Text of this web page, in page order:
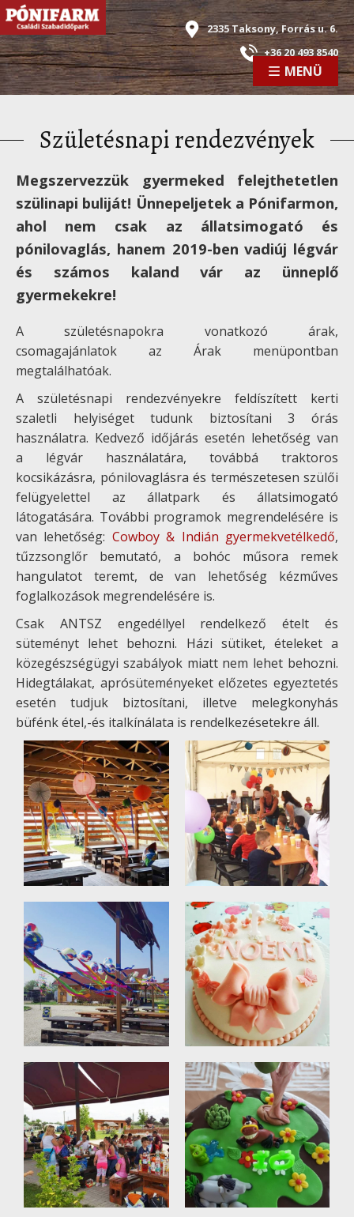
Ugrás
a
tartalomra
2335 Taksony, Forrás u. 6.
+36 20 493 8540
MENÜ
Születésnapi rendezvények
Megszervezzük gyermeked felejthetetlen
szülinapi buliját! Ünnepeljetek a Pónifarmon,
ahol nem csak az állatsimogató és
pónilovaglás, hanem 2019-ben vadiúj légvár
és számos kaland vár az ünneplő
gyermekekre!
A születésnapokra vonatkozó árak,
csomagajánlatok az Árak menüpontban
megtalálhatóak.
A születésnapi rendezvényekre feldíszített kerti
szaletli helyiséget tudunk biztosítani 3 órás
használatra. Kedvező időjárás esetén lehetőség van
a légvár használatára, továbbá traktoros
kocsikázásra, pónilovaglásra és természetesen szülői
felügyelettel az állatpark és állatsimogató
látogatására. További programok megrendelésére is
van lehetőség: Cowboy & Indián gyermekvetélkedő,
tűzzsonglőr bemutató, a bohóc műsora remek
hangulatot teremt, de van lehetőség kézműves
foglalkozások megrendelésére is.
Csak ANTSZ engedéllyel rendelkező ételt és
süteményt lehet behozni. Házi sütiket, ételeket a
közegészségügyi szabályok miatt nem lehet behozni.
Hidegtálakat, aprósüteményeket előzetes egyeztetés
esetén tudjuk biztosítani, illetve melegkonyhás
büfénk étel,-és italkínálata is rendelkezésetekre áll.